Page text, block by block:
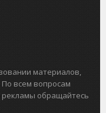
материалов,
По всем вопросам
обращайтесь